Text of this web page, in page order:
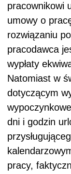
pracownikowi
umowy o
rozwiązaniu
pracodawca
wypłaty
Natomiast w
dotyczącym
dni i godzin
pracy,